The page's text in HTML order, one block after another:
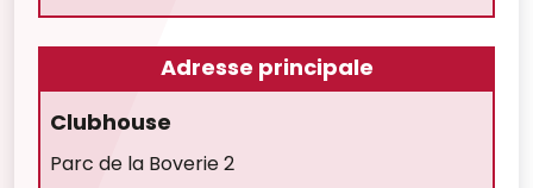
Adresse principale
Clubhouse
Parc de la Boverie 2